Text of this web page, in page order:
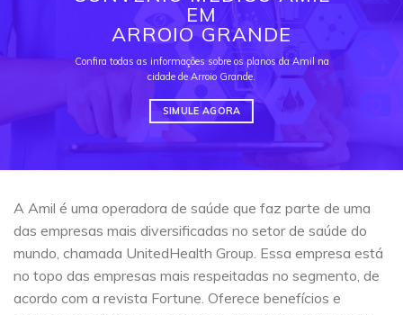
EM
ARROIO GRANDE
Confira todas as informações sobre os planos da Amil na
cidade de Arroio Grande.
SIMULE AGORA
A Amil é uma operadora de saúde que faz parte de uma
das empresas mais diversificadas no setor de saúde do
mundo, chamada UnitedHealth Group. Essa empresa está
no topo das empresas mais respeitadas no segmento, de
acordo com a revista Fortune. Oferece benefícios e